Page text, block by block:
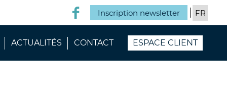
Inscription newsletter
ACTUALITÉS CONTACT ESPACE CLIENT